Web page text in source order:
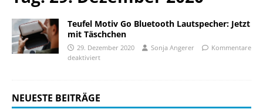
Teufel Motiv Go Bluetooth Lautspecher: Jetzt
mit Täschchen
29. Dezember 2020 Sonja Angerer
Kommentare
deaktiviert
NEUESTE BEITRÄGE